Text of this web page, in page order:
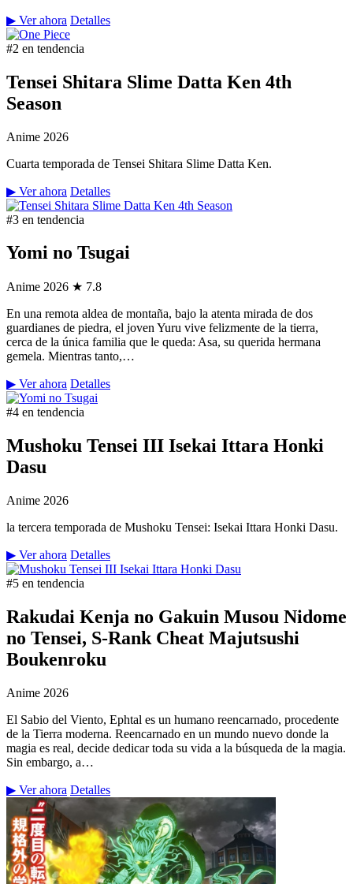
▶ Ver ahora Detalles
#2 en tendencia
Tensei Shitara Slime Datta Ken 4th
Season
Anime 2026
Cuarta temporada de Tensei Shitara Slime Datta Ken.
▶ Ver ahora Detalles
#3 en tendencia
Yomi no Tsugai
Anime 2026 ★ 7.8
En una remota aldea de montaña, bajo la atenta mirada de dos
guardianes de piedra, el joven Yuru vive felizmente de la tierra,
cerca de la única familia que le queda: Asa, su querida hermana
gemela. Mientras tanto,…
▶ Ver ahora Detalles
#4 en tendencia
Mushoku Tensei III Isekai Ittara Honki
Dasu
Anime 2026
la tercera temporada de Mushoku Tensei: Isekai Ittara Honki Dasu.
▶ Ver ahora Detalles
#5 en tendencia
Rakudai Kenja no Gakuin Musou Nidome
no Tensei, S-Rank Cheat Majutsushi
Boukenroku
Anime 2026
El Sabio del Viento, Ephtal es un humano reencarnado, procedente
de la Tierra moderna. Reencarnado en un mundo nuevo donde la
magia es real, decide dedicar toda su vida a la búsqueda de la magia.
Sin embargo, a…
▶ Ver ahora Detalles